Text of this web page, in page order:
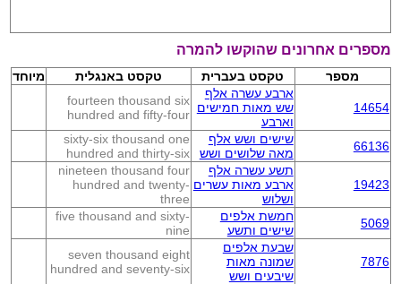
מספרים אחרונים שהוקשו להמרה
מספר טקסט בעברית טקסט באנגלית מיוחד
14654
ארבע עשרה אלף
שש מאות חמישים
וארבע
fourteen thousand six
hundred and fifty-four
66136
שישים ושש אלף
מאה שלושים ושש
sixty-six thousand one
hundred and thirty-six
19423
תשע עשרה אלף
ארבע מאות עשרים
ושלוש
nineteen thousand four
hundred and twenty-
three
5069
חמשת אלפים
שישים ותשע
five thousand and sixty-
nine
7876
שבעת אלפים
שמונה מאות
שיבעים ושש
seven thousand eight
hundred and seventy-six